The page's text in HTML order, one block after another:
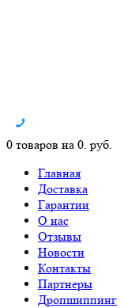
0 товаров на 0. руб.
Главная
Доставка
Гарантии
О нас
Отзывы
Новости
Контакты
Партнеры
Дропшиппинг